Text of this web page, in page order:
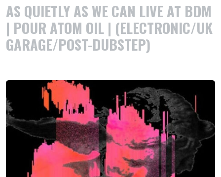
AS QUIETLY AS WE CAN LIVE AT BDM
| POUR ATOM OIL | (ELECTRONIC/UK
GARAGE/POST-DUBSTEP)